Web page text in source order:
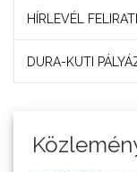
HÍRLEVÉL
DURA-KUTI